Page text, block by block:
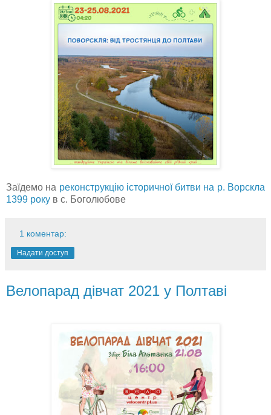
Заїдемо на реконструкцію історичної битви на р. Ворскла
1399 року в с. Боголюбове
1 коментар:
Надати доступ
Велопарад дівчат 2021 у Полтаві